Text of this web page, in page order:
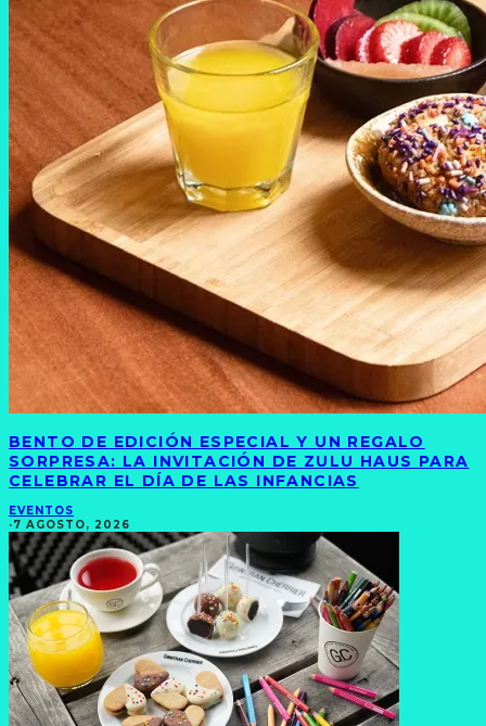
BENTO DE EDICIÓN ESPECIAL Y UN REGALO
SORPRESA: LA INVITACIÓN DE ZULU HAUS PARA
CELEBRAR EL DÍA DE LAS INFANCIAS
EVENTOS
·7 AGOSTO, 2026